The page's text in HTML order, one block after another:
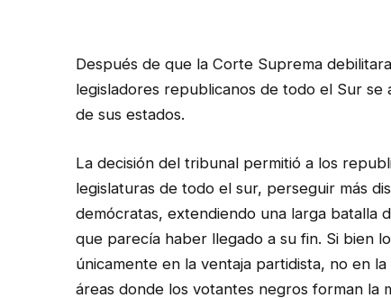
Después de que la Corte Suprema
legisladores republicanos de todo el Sur
de sus estados.
La decisión del tribunal permitió a los
legislaturas de todo el sur, perseguir más
demócratas, extendiendo una larga batalla
que parecía haber llegado a su fin. Si bien
únicamente en la ventaja partidista, no en
áreas donde los votantes negros forman la